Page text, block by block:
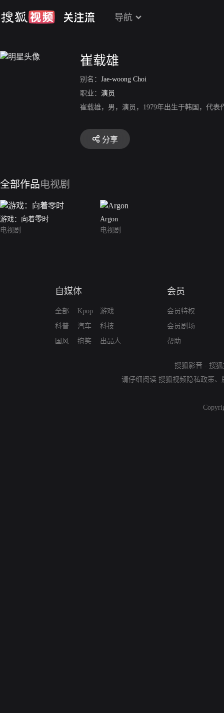
导航
崔载雄
别名： Jae-woong Choi
职业： 演员
崔载雄，男，演员，1979年出生于韩国，代表
分享
全部作品电视剧
游戏：向着零时
电视剧
Argon
电视剧
自媒体
全部
科普
国风
Kpop
汽车
搞笑
游戏
科技
出品人
会员
会员特权
会员剧场
帮助
搜狐影音 - 搜
请仔细阅读 搜狐视频隐私政策、